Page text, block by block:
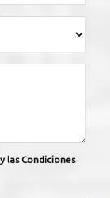
las Condiciones